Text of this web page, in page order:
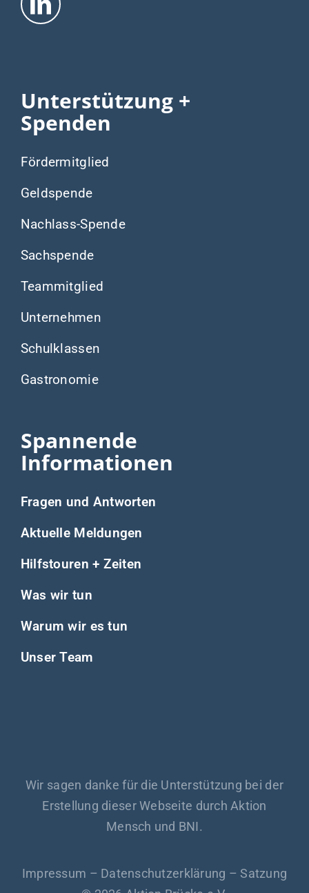
Unterstützung +
Spenden
Fördermitglied
Geldspende
Nachlass-Spende
Sachspende
Teammitglied
Unternehmen
Schulklassen
Gastronomie
Spannende
Informationen
Fragen und Antworten
Aktuelle Meldungen
Hilfstouren + Zeiten
Was wir tun
Warum wir es tun
Unser Team
Wir sagen danke für die Unterstützung bei der
Erstellung dieser Webseite durch Aktion
Mensch und BNI.
Impressum – Datenschutzerklärung – Satzung